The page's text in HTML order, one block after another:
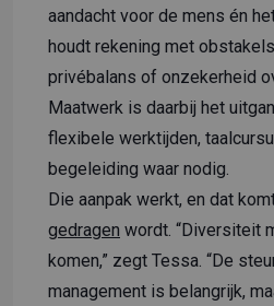
aandacht voor de mens én
houdt rekening met
privébalans of onzekerheid
Maatwerk is daarbij het
flexibele werktijden,
begeleiding waar nodig.
Die aanpak werkt, en dat
gedragen wordt. “Diversiteit
komen,” zegt Tessa. “De
management is belangrijk,